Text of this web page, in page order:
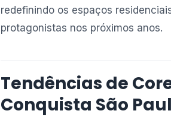
redefinindo os espaços
protagonistas nos próximos anos.
Tendências de
Conquista São